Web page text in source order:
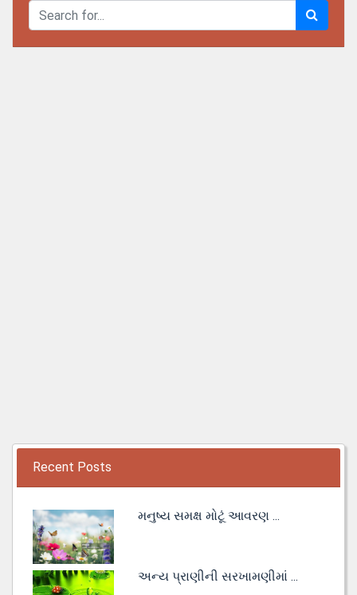
Recent Posts
મનુષ્ય સમક્ષ મોટૂં આવરણ ...
અન્ય પ્રાણીની સરખામણીમાં ...